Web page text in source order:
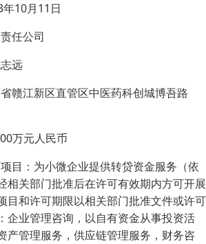
10月11日
任公司
远
赣江新区直管区中医药科创城博吾路
万元人民币
目：为小微企业提供转贷资金服务（依
相关部门批准后在许可有效期内方可开展
目和许可期限以相关部门批准文件或许可
企业管理咨询，以自有资金从事投资活
产管理服务，供应链管理服务，财务咨